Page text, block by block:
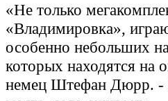
«Не только
«Владимировка»,
особенно небольших
которых находятся на
немец Штефан Дюрр. -